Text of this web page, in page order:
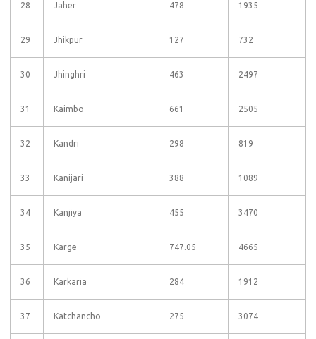
28 Jaher 478 1935
29 Jhikpur 127 732
30 Jhinghri 463 2497
31 Kaimbo 661 2505
32 Kandri 298 819
33 Kanijari 388 1089
34 Kanjiya 455 3470
35 Karge 747.05 4665
36 Karkaria 284 1912
37 Katchancho 275 3074